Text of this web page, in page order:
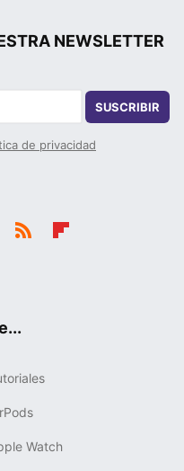
NEWSLETTER
SUSCRIBIR
de privacidad
Watch